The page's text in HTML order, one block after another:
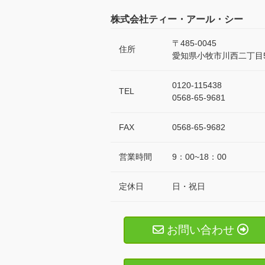
株式会社ティー・アール・シー
住所
〒485-0045
愛知県小牧市川西二丁目
TEL
0120-115438
0568-65-9681
FAX 0568-65-9682
営業時間 9：00~18：00
定休日 日・祝日
お問い合わせ